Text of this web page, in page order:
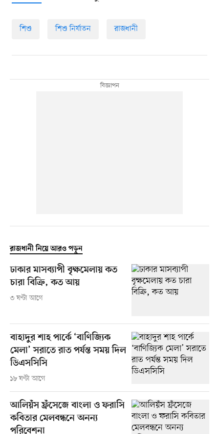
শিশু শিশু নির্যাতন রাজধানী
রাজধানী নিয়ে আরও পড়ুন
ঢাকার মাসব্যাপী বৃক্ষমেলায় কত
চারা বিক্রি, কত আয়
৩ ঘণ্টা আগে
বাহাদুর শাহ পার্কে ‘বাণিজ্যিক
মেলা’ সরাতে রাত পর্যন্ত সময় দিল
ডিএসসিসি
১৮ ঘণ্টা আগে
আলিয়ঁস ফ্রঁসেজে বাংলা ও ফরাসি
কবিতার মেলবন্ধনে অনন্য
পরিবেশনা